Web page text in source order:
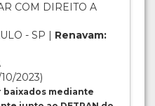
COM DIREITO A
- SP | Renavam:
2023)
mediante